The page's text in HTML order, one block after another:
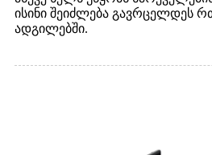
ისინი შეიძლება გავრცელდეს
ადგილებში.